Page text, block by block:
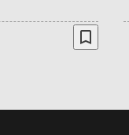
bookmark_border